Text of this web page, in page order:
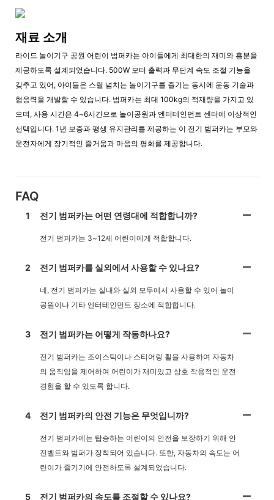
재료 소개
라이드 놀이기구 공원 어린이 범퍼카는 아이들에게 최대한의 재미와 흥분을
제공하도록 설계되었습니다. 500W 모터 출력과 무단계 속도 조절 기능을
갖추고 있어, 아이들은 스릴 넘치는 놀이기구를 즐기는 동시에 운동 기술과
협응력을 개발할 수 있습니다. 범퍼카는 최대 100kg의 적재량을 가지고 있
으며, 사용 시간은 4~6시간으로 놀이공원과 엔터테인먼트 센터에 이상적인
선택입니다. 1년 보증과 평생 유지관리를 제공하는 이 전기 범퍼카는 부모와
운전자에게 장기적인 즐거움과 마음의 평화를 제공합니다.
FAQ
1 전기 범퍼카는 어떤 연령대에 적합합니까?
전기 범퍼카는 3~12세 어린이에게 적합합니다.
2 전기 범퍼카를 실외에서 사용할 수 있나요?
네, 전기 범퍼카는 실내와 실외 모두에서 사용할 수 있어 놀이
공원이나 기타 엔터테인먼트 장소에 적합합니다.
3 전기 범퍼카는 어떻게 작동하나요?
전기 범퍼카는 조이스틱이나 스티어링 휠을 사용하여 자동차
의 움직임을 제어하여 어린이가 재미있고 상호 작용적인 운전
경험을 할 수 있도록 합니다.
4 전기 범퍼카의 안전 기능은 무엇입니까?
전기 범퍼카에는 탑승하는 어린이의 안전을 보장하기 위해 안
전벨트와 범퍼가 장착되어 있습니다. 또한, 자동차의 속도는 어
린이가 즐기기에 안전하도록 설계되었습니다.
5 전기 범퍼카의 속도를 조절할 수 있나요?